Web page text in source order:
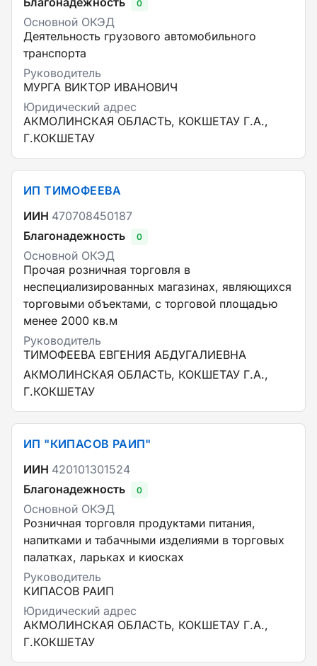
0
Основной ОКЭД
Деятельность грузового автомобильного
транспорта
Руководитель
МУРГА ВИКТОР ИВАНОВИЧ
Юридический адрес
АКМОЛИНСКАЯ ОБЛАСТЬ, КОКШЕТАУ Г.А.,
Г.КОКШЕТАУ
ИП ТИМОФЕЕВА
ИИН 470708450187
Благонадежность
0
Основной ОКЭД
Прочая розничная торговля в
неспециализированных магазинах, являющихся
торговыми объектами, с торговой площадью
менее 2000 кв.м
Руководитель
ТИМОФЕЕВА ЕВГЕНИЯ АБДУГАЛИЕВНА
АКМОЛИНСКАЯ ОБЛАСТЬ, КОКШЕТАУ Г.А.,
Г.КОКШЕТАУ
ИП "КИПАСОВ РАИП"
ИИН 420101301524
Благонадежность
0
Основной ОКЭД
Розничная торговля продуктами питания,
напитками и табачными изделиями в торговых
палатках, ларьках и киосках
Руководитель
КИПАСОВ РАИП
Юридический адрес
АКМОЛИНСКАЯ ОБЛАСТЬ, КОКШЕТАУ Г.А.,
Г.КОКШЕТАУ